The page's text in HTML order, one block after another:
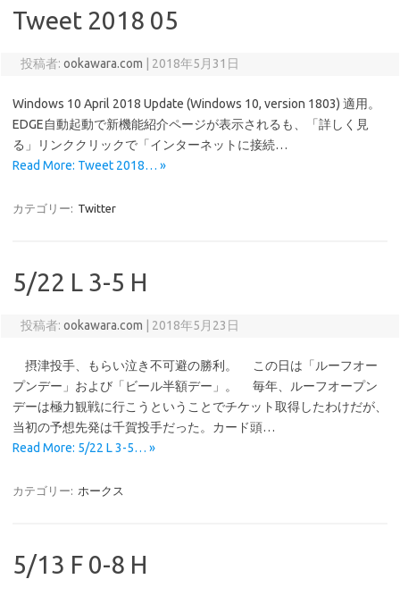
Tweet 2018 05
投稿者: ookawara.com 2018年5月31日
Windows 10 April 2018 Update (Windows 10, version 1803) 適用。
EDGE自動起動で新機能紹介ページが表示されるも、「詳しく見
る」リンククリックで「インターネットに接続…
Read More: Tweet 2018… »
カテゴリー: Twitter
5/22 L 3-5 H
投稿者: ookawara.com 2018年5月23日
摂津投手、もらい泣き不可避の勝利。 この日は「ルーフオー
プンデー」および「ビール半額デー」。 毎年、ルーフオープン
デーは極力観戦に行こうということでチケット取得したわけだが、
当初の予想先発は千賀投手だった。カード頭…
Read More: 5/22 L 3-5… »
カテゴリー: ホークス
5/13 F 0-8 H